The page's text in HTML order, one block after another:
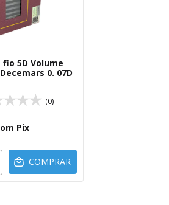
fio 5D Volume
0. 07D
(0)
Pix
COMPRAR